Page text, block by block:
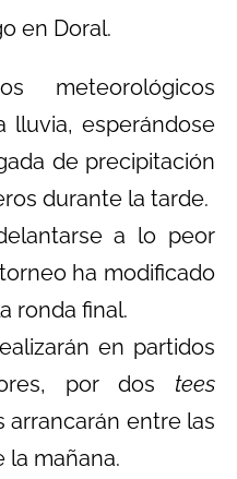
en Doral.
meteorológicos
lluvia, esperándose
de precipitación
durante la tarde.
a lo peor
ha modificado
ronda final.
en partidos
por dos tees
arrancarán entre las
la mañana.